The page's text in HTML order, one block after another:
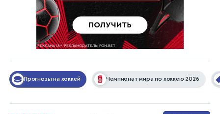
Прогнозы на хоккей Чемпионат мира по хоккею 2026